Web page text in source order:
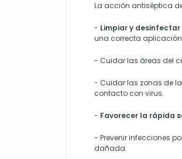
La acción antiséptica
- Limpiar y
una correcta
- Cuidar las áreas del
- Cuidar las zonas de
contacto con virus.
- Favorecer la rápida
- Prevenir infecciones
dañada.